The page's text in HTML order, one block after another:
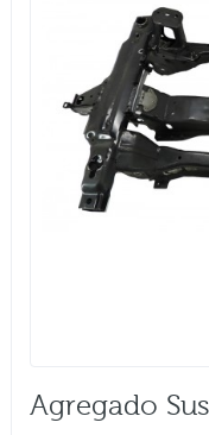
Agregado